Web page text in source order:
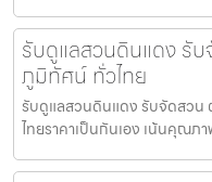
รับดูแลสวนดินแดง รั
ภูมิทัศน์ ทั่วไทย
รับดูแลสวนดินแดง รับจัดสว
ไทยราคาเป็นกันเอง เน้นคุณภ